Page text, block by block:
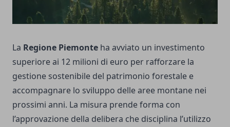
La Regione Piemonte ha avviato un investimento
superiore ai 12 milioni di euro per rafforzare la
gestione sostenibile del patrimonio forestale e
accompagnare lo sviluppo delle aree montane nei
prossimi anni. La misura prende forma con
l’approvazione della delibera che disciplina l’utilizzo